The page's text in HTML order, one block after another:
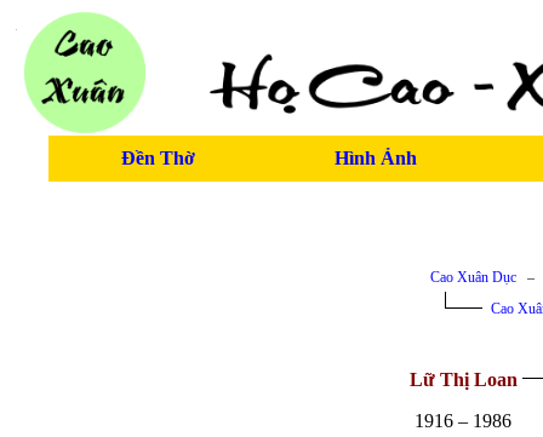
Đền Thờ Hình Ảnh
Cao Xuân Dục
Cao
Lữ Thị Loan
1916 – 1986